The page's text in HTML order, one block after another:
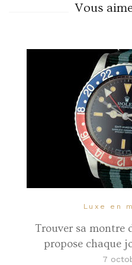
Vous
Luxe en
Trouver sa montre
propose chaque
7